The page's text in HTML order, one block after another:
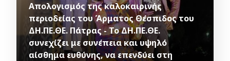
Απολογισμός της καλοκαιρινής
περιοδείας του Άρματος Θέσπιδος του
ΔΗ.ΠΕ.ΘΕ. Πάτρας - Το ΔΗ.ΠΕ.ΘΕ.
συνεχίζει με συνέπεια και υψηλό
αίσθημα ευθύνης, να επενδύει στη